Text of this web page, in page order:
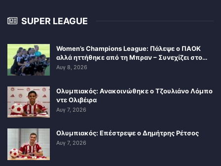
SUPER LEAGUE
Women’s Champions League: Πάλεψε ο ΠΑΟΚ
αλλά ηττήθηκε από τη Μπραν – Συνεχίζει στο…
Αυγ 8, 2026
Ολυμπιακός: Ανακοινώθηκε ο Τζουλιάνο Λόμπο
ντε Ολιβέιρα
Αυγ 7, 2026
Ολυμπιακός: Επέστρεψε ο Δημήτρης Ρέτσος
Αυγ 7, 2026